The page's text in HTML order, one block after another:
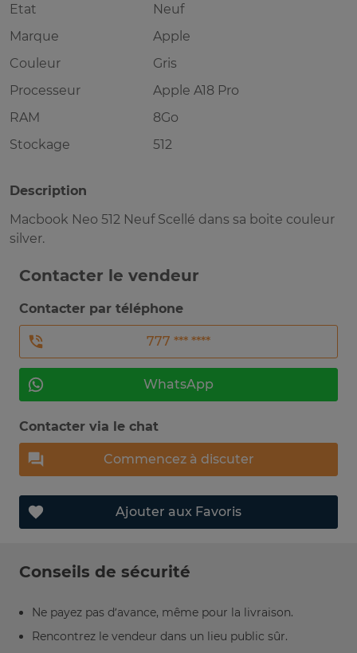
Etat
Neuf
Marque
Apple
Couleur
Gris
Processeur
Apple A18 Pro
RAM
8Go
Stockage
512
Description
Macbook Neo 512 Neuf Scellé dans sa boite couleur
silver.
Contacter le vendeur
Contacter par téléphone
777 *** ****
WhatsApp
Contacter via le chat
Commencez à discuter
Ajouter aux Favoris
Conseils de sécurité
Ne payez pas d’avance, même pour la livraison.
Rencontrez le vendeur dans un lieu public sûr.